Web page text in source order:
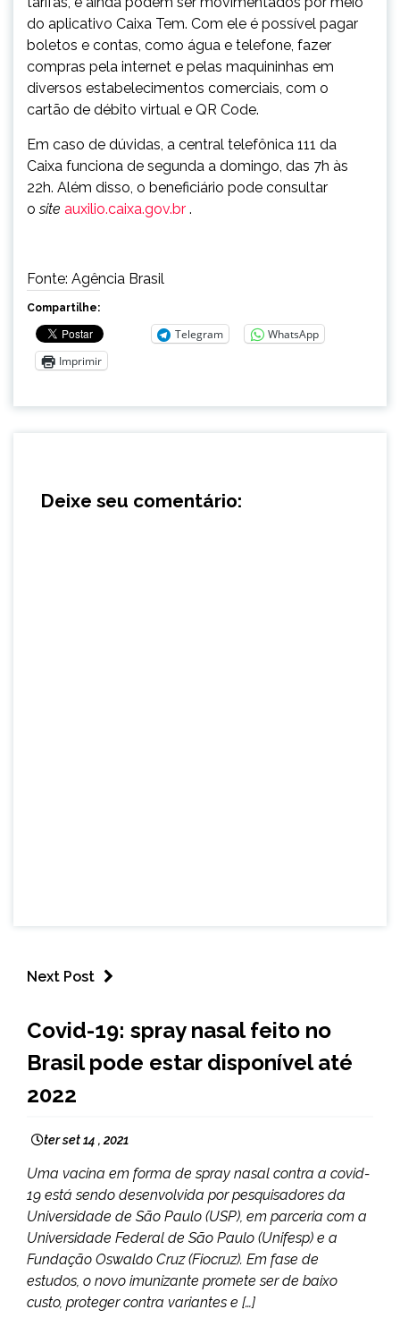
do aplicativo Caixa Tem. Com ele é possível pagar
boletos e contas, como água e telefone, fazer
compras pela internet e pelas maquininhas em
diversos estabelecimentos comerciais, com o
cartão de débito virtual e QR Code.
Em caso de dúvidas, a central telefônica 111 da
Caixa funciona de segunda a domingo, das 7h às
22h. Além disso, o beneficiário pode consultar
osite auxilio.caixa.gov.br .
Fonte: Agência Brasil
Compartilhe:
Telegram
WhatsApp
Imprimir
Deixe seu comentário:
Next Post
NOTÍCIAS
Covid-19: spray nasal feito no
Brasil pode estar disponível até
2022
ter set 14 , 2021
Uma vacina em forma de spray nasal contra a covid-
19 está sendo desenvolvida por pesquisadores da
Universidade de São Paulo (USP), em parceria com a
Universidade Federal de São Paulo (Unifesp) e a
Fundação Oswaldo Cruz (Fiocruz). Em fase de
estudos, o novo imunizante promete ser de baixo
custo, proteger contra variantes e […]